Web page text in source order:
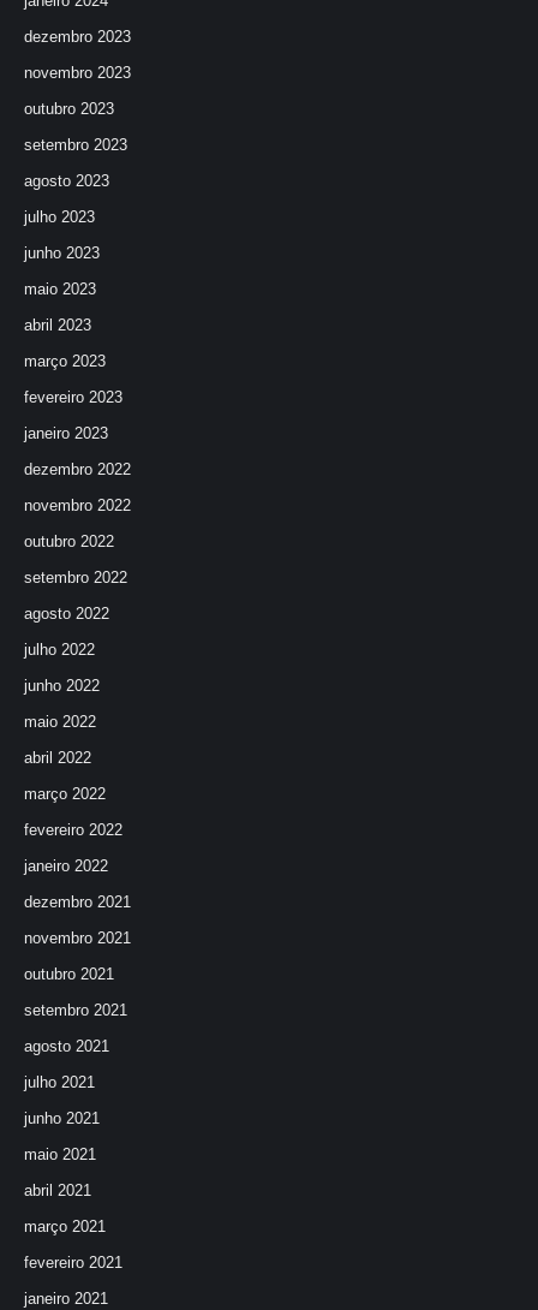
dezembro 2023
novembro 2023
outubro 2023
setembro 2023
agosto 2023
julho 2023
junho 2023
maio 2023
abril 2023
março 2023
fevereiro 2023
janeiro 2023
dezembro 2022
novembro 2022
outubro 2022
setembro 2022
agosto 2022
julho 2022
junho 2022
maio 2022
abril 2022
março 2022
fevereiro 2022
janeiro 2022
dezembro 2021
novembro 2021
outubro 2021
setembro 2021
agosto 2021
julho 2021
junho 2021
maio 2021
abril 2021
março 2021
fevereiro 2021
janeiro 2021